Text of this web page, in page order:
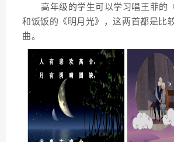
高年级的学生可以学习唱王菲的
和饭饭的《明月光》，这两首都是比
曲。